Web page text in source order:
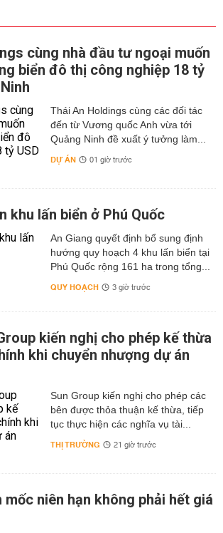
cùng nhà đầu tư ngoại muốn
biển đô thị công nghiệp 18 tỷ
Thái An Holdings cùng các đối tác
đến từ Vương quốc Anh vừa tới
Quảng Ninh đề xuất ý tưởng làm...
DỰ ÁN 01 giờ trước
khu lấn biển ở Phú Quốc
An Giang quyết định bổ sung định
hướng quy hoạch 4 khu lấn biển tại
Phú Quốc rộng 161 ha trong tổng...
QUY HOẠCH 3 giờ trước
kiến nghị cho phép kế thừa
khi chuyển nhượng dự án
Sun Group kiến nghị cho phép các
bên được thỏa thuận kế thừa, tiếp
tục thực hiện các nghĩa vụ tài...
THỊ TRƯỜNG 21 giờ trước
mốc niên hạn không phải hết giá